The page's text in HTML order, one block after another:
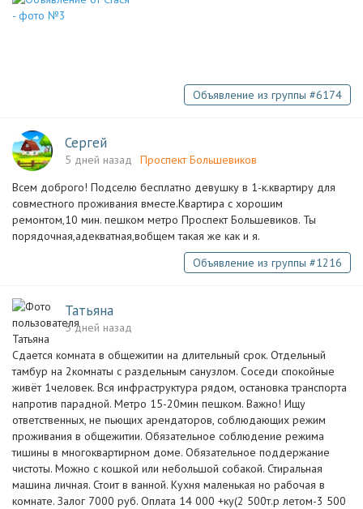
Объявление из группы #6174
Сергей
5 дней назад
Проспект Большевиков
Всем доброго! Подселю бесплатно девушку в 1-к.квартиру для
совместного проживания вместе.Квартира с хорошим
ремонтом,10 мин. пешком метро Проспект Большевиков. Ты
порядочная,адекватная,вобщем такая же как и я.
Объявление из группы #1216
Татьяна
5 дней назад
Сдается комната в общежитии на длительный срок. Отдельный
тамбур на 2комнаты с раздельным санузлом. Соседи спокойные
живёт 1человек. Вся инфраструктура рядом, остановка транспорта
напротив парадной. Метро 15-20мин пешком. Важно! Ищу
ответственных, не пьющих арендаторов, соблюдающих режим
проживания в общежитии. Обязательное соблюдение режима
тишины в многоквартирном доме. Обязательное поддержание
чистоты. Можно с кошкой или небольшой собакой. Стиральная
машина личная. Стоит в ванной. Кухня маленькая но рабочая в
комнате. Залог 7000 руб. Оплата 14 000 +ку(2 500т.р летом-3 500